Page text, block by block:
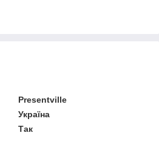
Presentville
Україна
Так